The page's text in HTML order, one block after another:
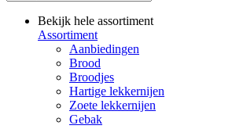
Bekijk hele assortiment
Assortiment
Aanbiedingen
Brood
Broodjes
Hartige lekkernijen
Zoete lekkernijen
Gebak